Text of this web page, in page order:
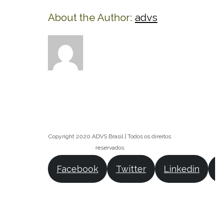
About the Author: advs
Copyright 2020 ADVS Brasil | Todos os direitos
reservados
Facebook Twitter Linkedin